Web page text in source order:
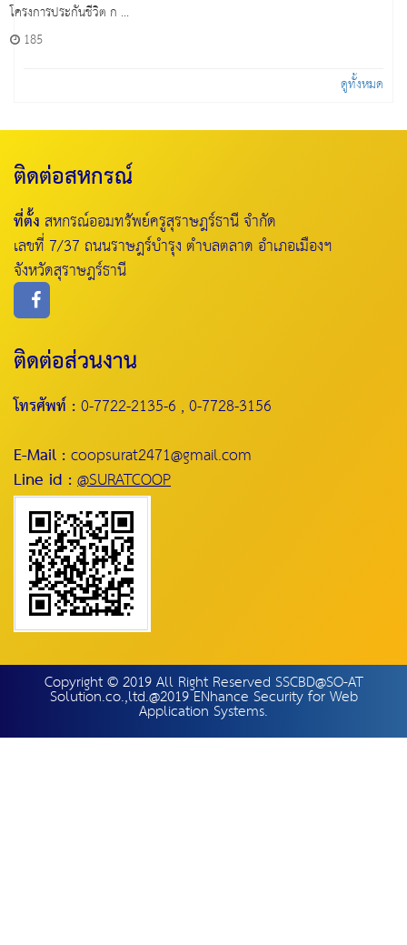
โครงการประกันชีวิต ก ...
185
ดูทั้งหมด
ติดต่อสหกรณ์
ที่ตั้งสหกรณ์ออมทรัพย์ครูสุราษฎร์ธานี จำกัด
เลขที่ 7/37 ถนนราษฎร์บำรุง ตำบลตลาด อำเภอเมืองฯ
จังหวัดสุราษฎร์ธานี
ติดต่อส่วนงาน
โทรศัพท์ :0-7722-2135-6 , 0-7728-3156
E-Mail :coopsurat2471@gmail.com
Line id :@SURATCOOP
Copyright © 2019 All Right Reserved SSCBD@SO-AT
Solution.co.,ltd.@2019 ENhance Security for Web
Application Systems.